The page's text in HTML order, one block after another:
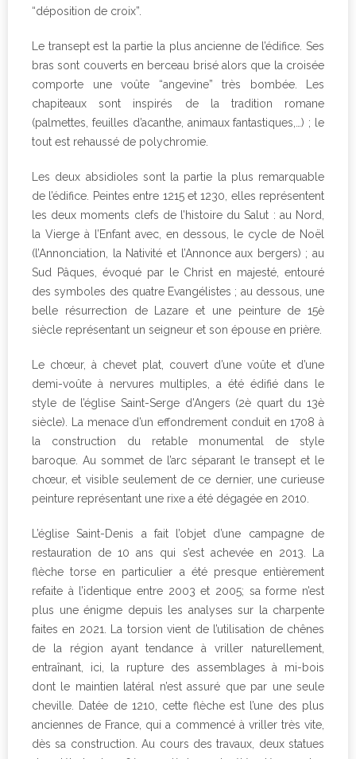
“déposition de croix”.
Le transept est la partie la plus ancienne de l’édifice. Ses
bras sont couverts en berceau brisé alors que la croisée
comporte une voûte “angevine” très bombée. Les
chapiteaux sont inspirés de la tradition romane
(palmettes, feuilles d’acanthe, animaux fantastiques,…) ; le
tout est rehaussé de polychromie.
Les deux absidioles sont la partie la plus remarquable
de l’édifice. Peintes entre 1215 et 1230, elles représentent
les deux moments clefs de l’histoire du Salut : au Nord,
la Vierge à l’Enfant avec, en dessous, le cycle de Noël
(l’Annonciation, la Nativité et l’Annonce aux bergers) ; au
Sud Pâques, évoqué par le Christ en majesté, entouré
des symboles des quatre Evangélistes ; au dessous, une
belle résurrection de Lazare et une peinture de 15è
siècle représentant un seigneur et son épouse en prière.
Le chœur, à chevet plat, couvert d’une voûte et d’une
demi-voûte à nervures multiples, a été édifié dans le
style de l’église Saint-Serge d’Angers (2è quart du 13è
siècle). La menace d’un effondrement conduit en 1708 à
la construction du retable monumental de style
baroque. Au sommet de l’arc séparant le transept et le
chœur, et visible seulement de ce dernier, une curieuse
peinture représentant une rixe a été dégagée en 2010.
L’église Saint-Denis a fait l’objet d’une campagne de
restauration de 10 ans qui s’est achevée en 2013. La
flèche torse en particulier a été presque entièrement
refaite à l’identique entre 2003 et 2005; sa forme n’est
plus une énigme depuis les analyses sur la charpente
faites en 2021. La torsion vient de l’utilisation de chênes
de la région ayant tendance à vriller naturellement,
entraînant, ici, la rupture des assemblages à mi-bois
dont le maintien latéral n’est assuré que par une seule
cheville. Datée de 1210, cette flèche est l’une des plus
anciennes de France, qui a commencé à vriller très vite,
dès sa construction. Au cours des travaux, deux statues